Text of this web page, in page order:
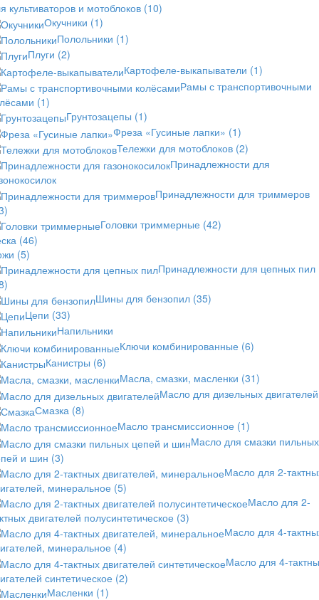
культиваторов и мотоблоков (10)
Окучники (1)
Полольники (1)
Плуги (2)
Картофеле-выкапыватели (1)
Рамы с транспортивочными
(1)
Грунтозацепы (1)
Фреза «Гусиные лапки» (1)
Тележки для мотоблоков (2)
Принадлежности для
Принадлежности для триммеров
Головки триммерные (42)
(46)
(5)
Принадлежности для цепных пил
Шины для бензопил (35)
Цепи (33)
Напильники
Ключи комбинированные (6)
Канистры (6)
Масла, смазки, масленки (31)
Масло для дизельных двигателей
Смазка (8)
Масло трансмиссионное (1)
Масло для смазки пильных
и шин (3)
Масло для 2-
минеральное (5)
Масло для 2-
двигателей полусинтетическое (3)
Масло для 4-
минеральное (4)
Масло для 4-
синтетическое (2)
Масленки (1)